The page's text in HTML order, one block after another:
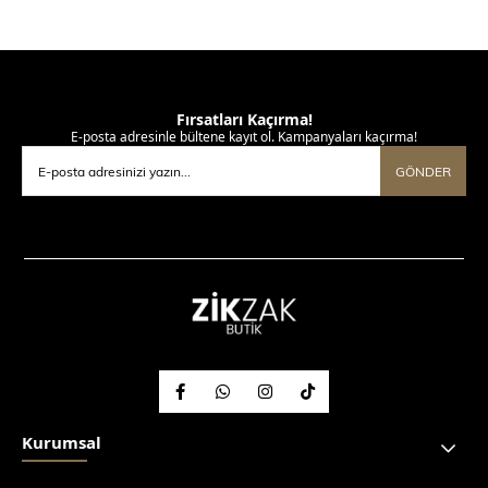
Fırsatları Kaçırma!
E-posta adresinle bültene kayıt ol. Kampanyaları kaçırma!
GÖNDER
Kurumsal